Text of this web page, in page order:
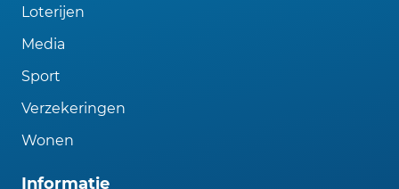
Loterijen
Media
Sport
Verzekeringen
Wonen
Informatie